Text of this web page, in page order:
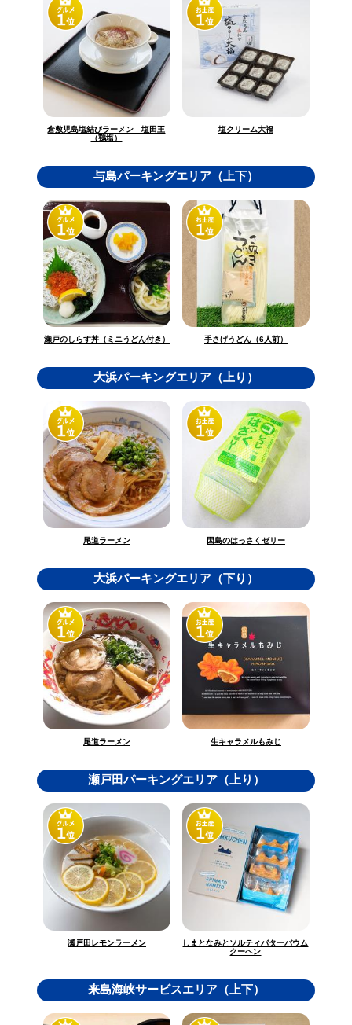
倉敷児島塩結びラーメン 塩田王
（鶏塩）
塩クリーム大福
与島パーキングエリア（上下）
瀬戸のしらす丼（ミニうどん付き） 手さげうどん（6人前）
大浜パーキングエリア（上り）
尾道ラーメン 因島のはっさくゼリー
大浜パーキングエリア（下り）
尾道ラーメン 生キャラメルもみじ
瀬戸田パーキングエリア（上り）
瀬戸田レモンラーメン しまとなみとソルティバターバウム
クーヘン
来島海峡サービスエリア（上下）